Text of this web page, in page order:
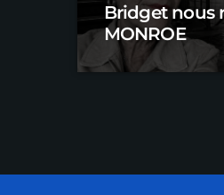
Bridget nous
MONROE